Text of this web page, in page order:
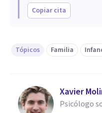
Copiar cita
Tópicos Familia
Xavier
Psicólogo